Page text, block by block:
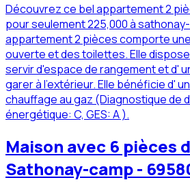
Découvrez ce bel appartement 2
pour seulement 225,000 à
appartement 2 pièces comporte
ouverte et des toilettes. Elle
servir d'espace de rangement et d'
garer à l'extérieur. Elle bénéficie d'
chauffage au gaz (Diagnostique de
énergétique: C, GES: A ).
Maison avec 6 pièces
Sathonay-camp -